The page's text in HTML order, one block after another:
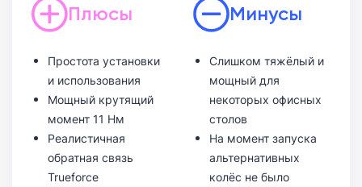
Плюсы
Простота установки
и использования
Мощный крутящий
момент 11 Нм
Реалистичная
обратная связь
Trueforce
Минусы
Слишком тяжёлый и
мощный для
некоторых офисных
столов
На момент запуска
альтернативных
колёс не было